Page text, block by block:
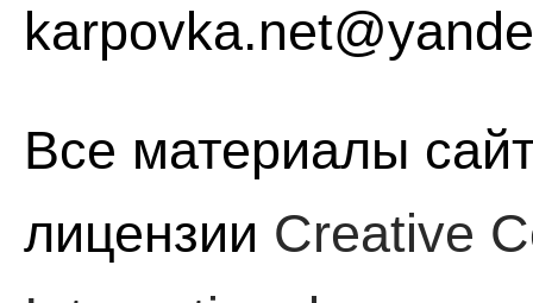
Все материалы
лицензии Creative